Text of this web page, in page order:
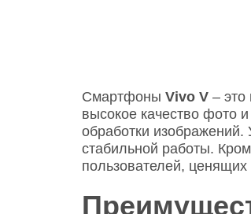
Смартфоны Vivo V – это
высокое качество фото
обработки
стабильной работы.
пользователей, ценящих